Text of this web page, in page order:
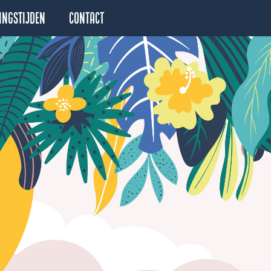
Contact